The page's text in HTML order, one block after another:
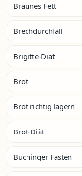
Braunes Fett
Brechdurchfall
Brigitte-Diät
Brot
Brot richtig lagern
Brot-Diät
Buchinger Fasten